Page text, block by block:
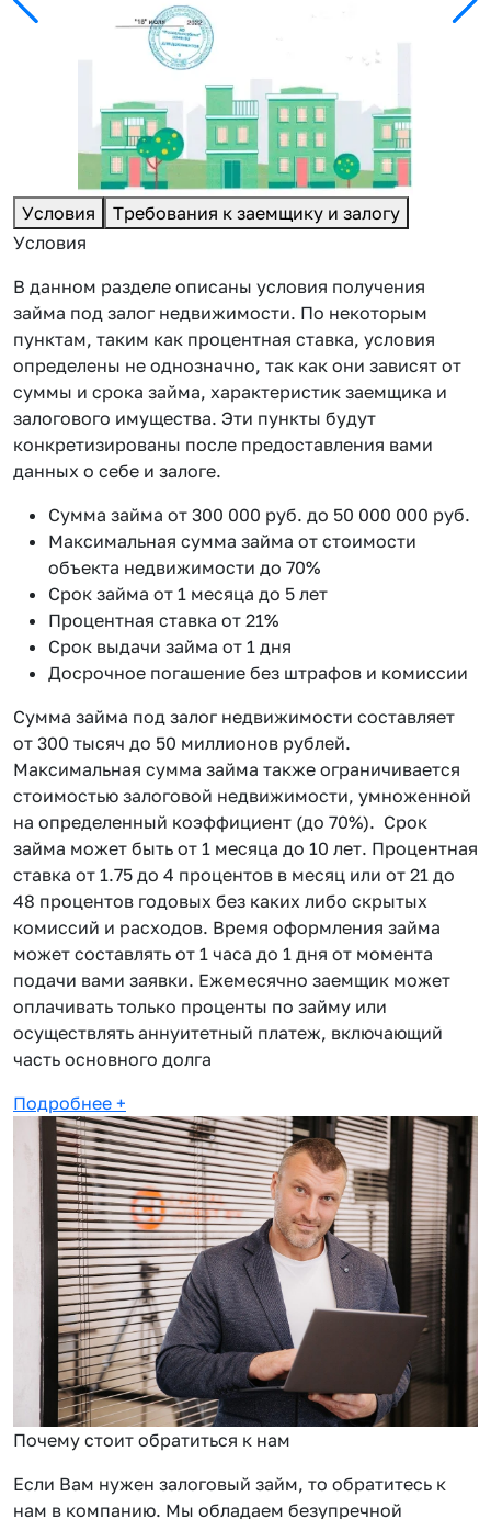
Условия
Требования к заемщику и залогу
Условия
В данном разделе описаны условия получения
займа под залог недвижимости. По некоторым
пунктам, таким как процентная ставка, условия
определены не однозначно, так как они зависят от
суммы и срока займа, характеристик заемщика и
залогового имущества. Эти пункты будут
конкретизированы после предоставления вами
данных о себе и залоге.
Сумма займа от 300 000 руб. до 50 000 000 руб.
Максимальная сумма займа от стоимости
объекта недвижимости до 70%
Срок займа от 1 месяца до 5 лет
Процентная ставка от 21%
Срок выдачи займа от 1 дня
Досрочное погашение без штрафов и комиссии
Сумма займа под залог недвижимости составляет
от 300 тысяч до 50 миллионов рублей.
Максимальная сумма займа также ограничивается
стоимостью залоговой недвижимости, умноженной
на определенный коэффициент (до 70%). Срок
займа может быть от 1 месяца до 10 лет. Процентная
ставка от 1.75 до 4 процентов в месяц или от 21 до
48 процентов годовых без каких либо скрытых
комиссий и расходов. Время оформления займа
может составлять от 1 часа до 1 дня от момента
подачи вами заявки. Ежемесячно заемщик может
оплачивать только проценты по займу или
осуществлять аннуитетный платеж, включающий
часть основного долга
Подробнее +
Почему стоит обратиться к нам
Если Вам нужен залоговый займ, то обратитесь к
нам в компанию. Мы обладаем безупречной